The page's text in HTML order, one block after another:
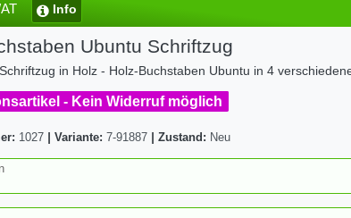
Info
Ubuntu Schriftzug
in Holz - Holz-Buchstaben Ubuntu in 4
- Kein Widerruf möglich
1027 Variante: 7-91887 Zustand: Neu